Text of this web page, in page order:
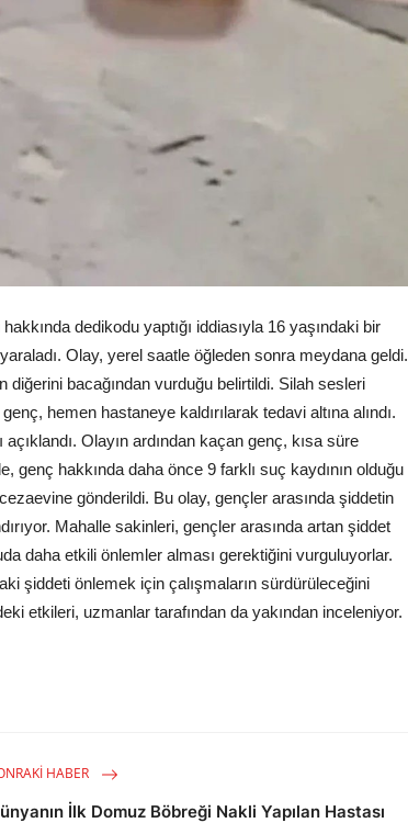
dedikodu yaptığı iddiasıyla 16 yaşındaki bir
Olay, yerel saatle öğleden sonra meydana geldi.
diğerini bacağından vurduğu belirtildi. Silah sesleri
hemen hastaneye kaldırılarak tedavi altına alındı.
Olayın ardından kaçan genç, kısa süre
genç hakkında daha önce 9 farklı suç kaydının olduğu
gönderildi. Bu olay, gençler arasında şiddetin
Mahalle sakinleri, gençler arasında artan şiddet
daha etkili önlemler alması gerektiğini vurguluyorlar.
şiddeti önlemek için çalışmaların sürdürüleceğini
etkileri, uzmanlar tarafından da yakından inceleniyor.
HABER
İlk Domuz Böbreği Nakli Yapılan Hastası